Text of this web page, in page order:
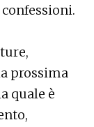
prossima
quale è